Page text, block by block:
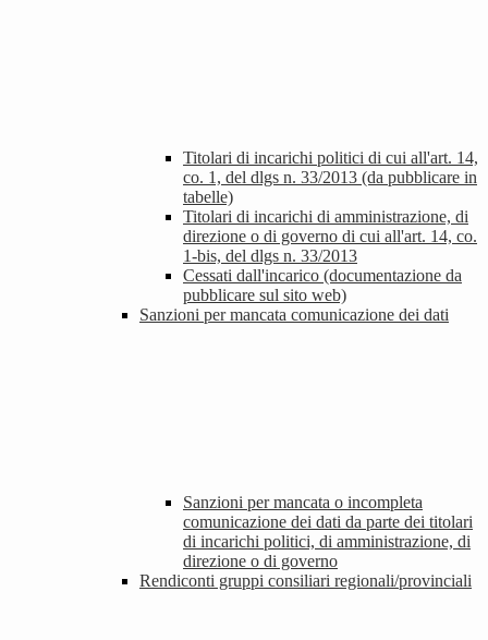
Titolari di incarichi politici di cui all'art. 14,
co. 1, del dlgs n. 33/2013 (da pubblicare in
tabelle)
Titolari di incarichi di amministrazione, di
direzione o di governo di cui all'art. 14, co.
1-bis, del dlgs n. 33/2013
Cessati dall'incarico (documentazione da
pubblicare sul sito web)
Sanzioni per mancata comunicazione dei dati
Sanzioni per mancata o incompleta
comunicazione dei dati da parte dei titolari
di incarichi politici, di amministrazione, di
direzione o di governo
Rendiconti gruppi consiliari regionali/provinciali